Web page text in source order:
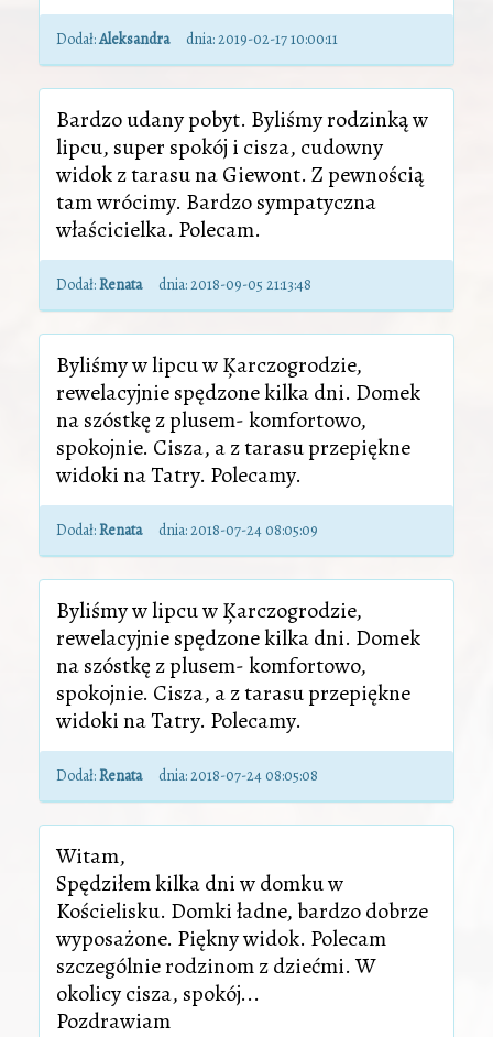
Dodał:Aleksandradnia:2019-02-17 10:00:11
Bardzo udany pobyt. Byliśmy rodzinką w
lipcu, super spokój i cisza, cudowny
widok z tarasu na Giewont. Z pewnością
tam wrócimy. Bardzo sympatyczna
właścicielka. Polecam.
Dodał:Renatadnia:2018-09-05 21:13:48
Byliśmy w lipcu w Ķarczogrodzie,
rewelacyjnie spędzone kilka dni. Domek
na szóstkę z plusem- komfortowo,
spokojnie. Cisza, a z tarasu przepiękne
widoki na Tatry. Polecamy.
Dodał:Renatadnia:2018-07-24 08:05:09
Byliśmy w lipcu w Ķarczogrodzie,
rewelacyjnie spędzone kilka dni. Domek
na szóstkę z plusem- komfortowo,
spokojnie. Cisza, a z tarasu przepiękne
widoki na Tatry. Polecamy.
Dodał:Renatadnia:2018-07-24 08:05:08
Witam,
Spędziłem kilka dni w domku w
Kościelisku. Domki ładne, bardzo dobrze
wyposażone. Piękny widok. Polecam
szczególnie rodzinom z dziećmi. W
okolicy cisza, spokój...
Pozdrawiam